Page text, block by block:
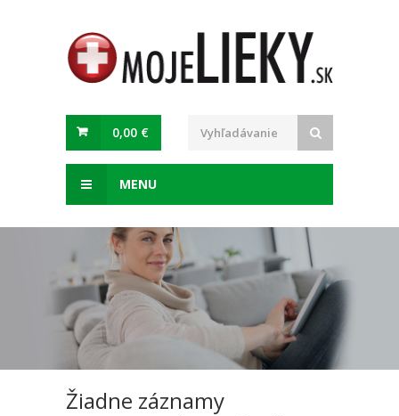
0,00 €
MENU
Žiadne záznamy